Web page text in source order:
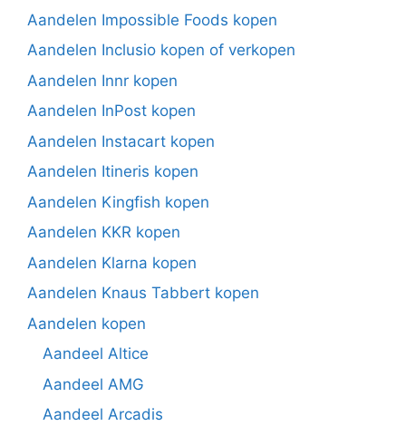
Aandelen Impossible Foods kopen
Aandelen Inclusio kopen of verkopen
Aandelen Innr kopen
Aandelen InPost kopen
Aandelen Instacart kopen
Aandelen Itineris kopen
Aandelen Kingfish kopen
Aandelen KKR kopen
Aandelen Klarna kopen
Aandelen Knaus Tabbert kopen
Aandelen kopen
Aandeel Altice
Aandeel AMG
Aandeel Arcadis